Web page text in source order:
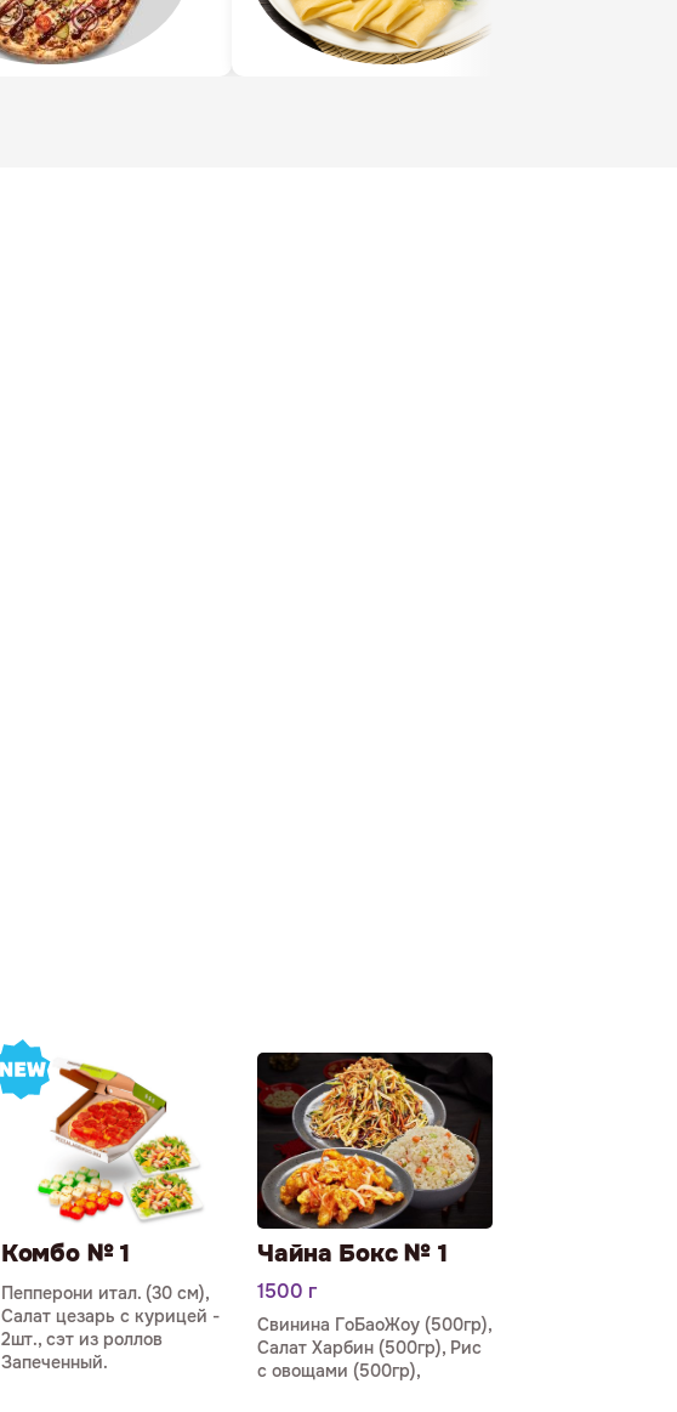
Комбо № 1
Пепперони итал. (30 см),
Салат цезарь с курицей -
2шт., сэт из роллов
Запеченный.
Чайна Бокс № 1
1500 г
Свинина ГоБаоЖоу (500гр),
Салат Харбин (500гр), Рис
с овощами (500гр),